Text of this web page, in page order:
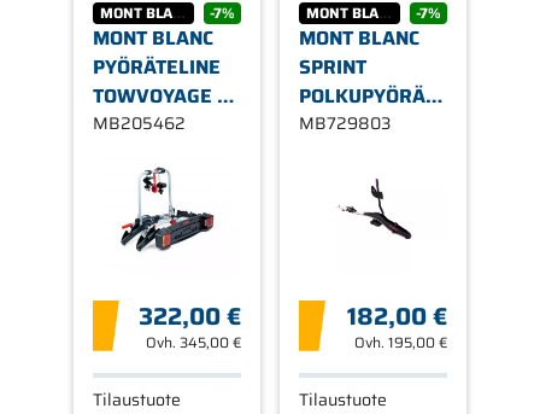
MONT BLANC -7%
MONT BLANC
PYÖRÄTELINE
TOWVOYAGE 2
PYÖRÄLLE
MB205462
322,00 €
Ovh. 345,00 €
Tilaustuote
MONT BLANC -7%
MONT BLANC
SPRINT
POLKUPYÖRÄTELINE
KATOLLE OIKEA
MB729803
182,00 €
Ovh.195,00 €
Tilaustuote